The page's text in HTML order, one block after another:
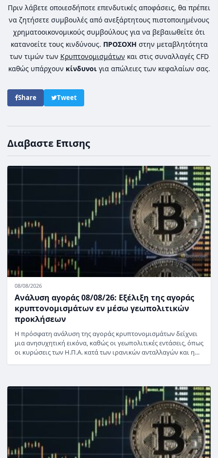
Πριν λάβετε οποιεσδήποτε επενδυτικές αποφάσεις, θα πρέπει
να ζητήσετε συμβουλές από ανεξάρτητους πιστοποιημένους
χρηματοοικονομικούς συμβούλους για να βεβαιωθείτε ότι
κατανοείτε τους κινδύνους. ΠΡΟΣΟΧΗ στην μεταβλητότητα
των τιμών των Κρυπτονομισμάτων και στις συναλλαγές CFD
καθώς υπάρχουν κίνδυνοιγια απώλειες των κεφαλαίων σας.
Share Tweet
Διαβαστε Επισης
08/08/2026
Ανάλυση αγοράς 08/08/26: Εξέλιξη της αγοράς
κρυπτονομισμάτων εν μέσω γεωπολιτικών
προκλήσεων
Η πρόσφατη ανάλυση της αγοράς κρυπτονομισμάτων δείχνει
μια ανησυχητική εικόνα, καθώς οι γεωπολιτικές εντάσεις, όπως
οι κυρώσεις των Η.Π.Α. κατά των ιρανικών ανταλλαγών και η…